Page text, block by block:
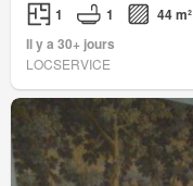
1 1
44 m²
Il y a 30+ jours
LOCSERVICE